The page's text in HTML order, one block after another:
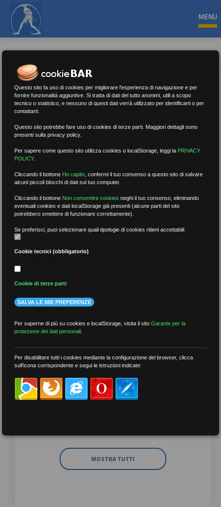
MENU
Precari
Nessun risultato.Rimuovi filtri
per data
più recenti
meno recenti
per tag
##DS ##FGU ##Gilda
MOSTRA TUTTI
Questo sito fa uso di cookies per migliorare l'esperienza di navigazione e per
fornire funzionalità aggiuntive. Si tratta di dati del tutto anonimi, utili a scopo
tecnico o statistico, e nessuno di questi dati verrà utilizzato per identificarti o per
contattarti.
Questo sito potrebbe fare uso di cookies di terze parti. Maggiori dettagli sono
presenti sulla privacy policy.
Per sapere come questo sito utilizza cookies o localStorage, leggi la PRIVACY
POLICY.
Cliccando il bottone Ho capito ,confermi il tuo consenso a questo sito di salvare
alcuni piccoli blocchi di dati sul tuo computer.
Cliccando il bottone Non consentire cookies neghi il tuo consenso, eliminando
eventuali cookies e dati localStorage già presenti (alcune parti del sito
potrebbero smettere di funzionare correttamente).
Se preferisci, puoi selezionare quali tipologie di cookies ritieni accettabili:
Cookie tecnici (obbligatorio)
Cookie di terze parti
SALVA LE MIE PREFERENZE
Per saperne di più su cookies e localStorage, visita il sitoGarante per la
protezione dei dati personali
Per disabilitare tutti i cookies mediante la configurazione del browser, clicca
sull'icona corrispondente e segui le istruzioni indicate: